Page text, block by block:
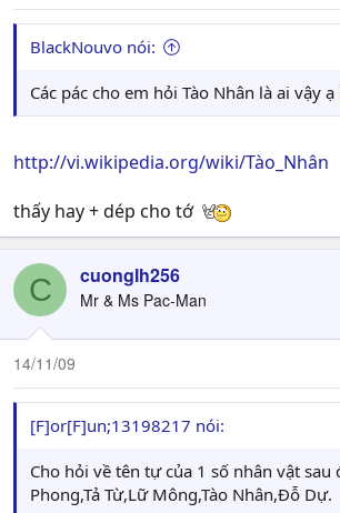
BlackNouvo nói:
Các pác cho em hỏi Tào Nhân là ai vậy ạ
http://vi.wikipedia.org/wiki/Tào_Nhân
thấy hay + dép cho tớ
C cuonglh256
Mr & Ms Pac-Man
14/11/09
[F]or[F]un;13198217 nói:
Cho hỏi về tên tự của 1 số nhân vật sau
Phong,Tả Từ,Lữ Mông,Tào Nhân,Đỗ Dự.